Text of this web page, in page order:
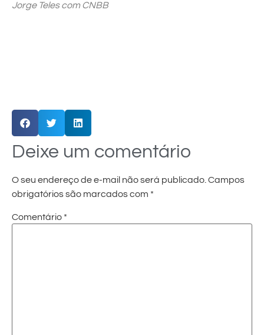
Jorge Teles com CNBB
Deixe um comentário
O seu endereço de e-mail não será publicado. Campos
obrigatórios são marcados com *
Comentário *